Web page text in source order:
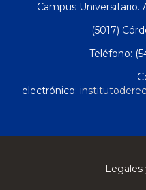
Campus Universitario.
(5017)
Teléfono:
electrónico:
Legales